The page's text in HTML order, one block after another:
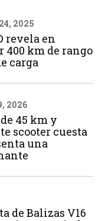
2025
revela en
400 km de rango
carga
2026
45 km y
scooter cuesta
una
de Balizas V16